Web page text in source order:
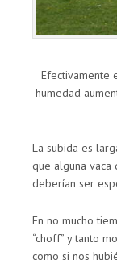
Efectivamente
humedad
La subida es
que alguna vaca
deberían ser
En no mucho
“choff” y tanto
como si nos